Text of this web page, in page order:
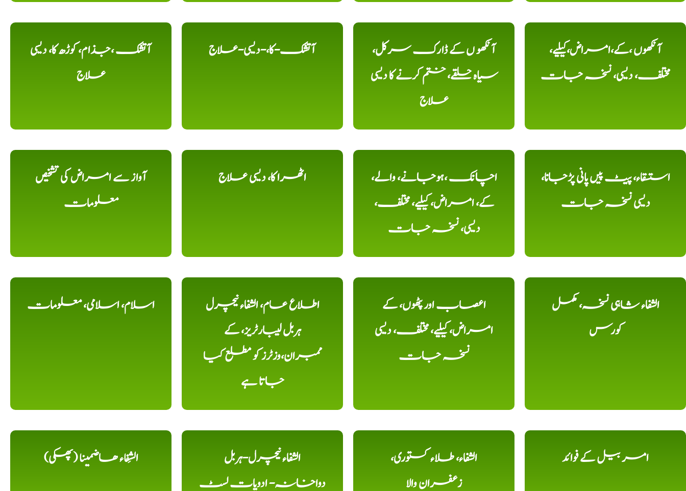
آتشک ،جذام، کوڑھ کا، دیسی
علاج
آتشک-کا،-دیسی-علاج
آنکھو ں کے ڈارک سرکل،
سیاہ حلقے، ختم کرنے کا دیسی
علاج
آنکھوں ،کے،امراض،کیلیے،
مختلف، دیسی، نسخہ جات
آواز سے امراض کی تشخیص
معلومات
اٹھرا کا، دیسی علاج
اچانک ،ہوجانے، والے،
کے، امراض، کیلیے، مختلف،
دیسی، نسخہ جات
استسقاء، پیٹ پیں پانی پڑجانا،
دیسی نسخہ جات
اسلام، اسلامی، معلومات
اطلاع عام، الشفاء نیچرل
ہربل لیبارٹریز، کے
ممبران،وزٹرز کو مطلع کیا
جاتا ہے
اعصاب اور پٹھوں، کے
امراض، کیلیے، مختلف، دیسی
نسخہ جات
الشفاء شاہی نسخہ، مکمل
کورس
الشِفاء ھاضمینا (پھکی)
الشفاء نیچرل-ہربل
دواخانہ- ادویات لسٹ
الشفاء، طلاء کستوری،
زعفران والا
امر بیل کے فوائد